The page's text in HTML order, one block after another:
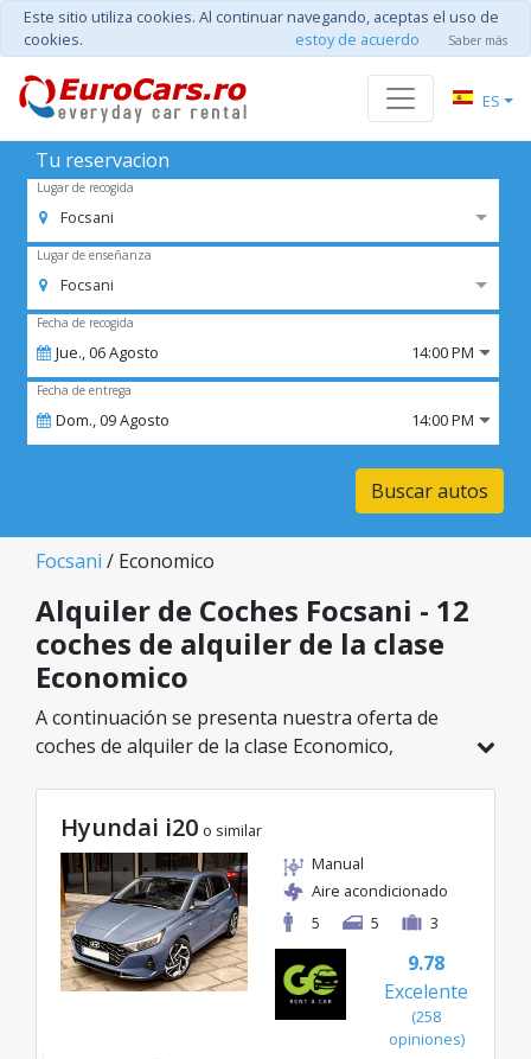
Este sitio utiliza cookies. Al continuar navegando, aceptas el uso de
cookies.
estoy de acuerdo Saber más
ES
Tu reservacion
Lugar de recogida
Focsani
Lugar de enseñanza
Focsani
Fecha de recogida
Jue.,06Agosto 14:00 PM
Fecha de entrega
Dom.,09Agosto 14:00 PM
Buscar autos
Focsani / Economico
Alquiler de Coches Focsani - 12
coches de alquiler de la clase
Economico
A continuación se presenta nuestra oferta de
coches de alquiler de la clase Economico,
modelo ideal de la categoría seleccionada, con
tarifas excelentes desde solo 20€/día.
Hyundai i20 o similar
Manual
Aire acondicionado
5
5 3
9.78
Excelente
(258
opiniones)